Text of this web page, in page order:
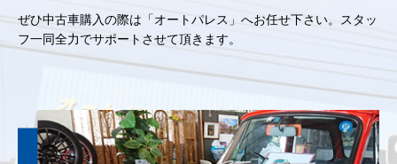
ぜひ中古車購入の際は「オートパレス」へお任せ下さい。スタッ
フ一同全力でサポートさせて頂きます。